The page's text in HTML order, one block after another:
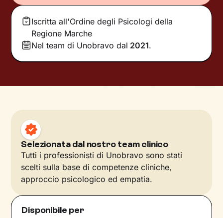
Iscritta all'Ordine degli Psicologi della
Regione Marche
Nel team di Unobravo dal 2021.
Selezionata dal nostro team clinico
Tutti i professionisti di Unobravo sono stati
scelti sulla base di competenze cliniche,
approccio psicologico ed empatia.
Disponibile per